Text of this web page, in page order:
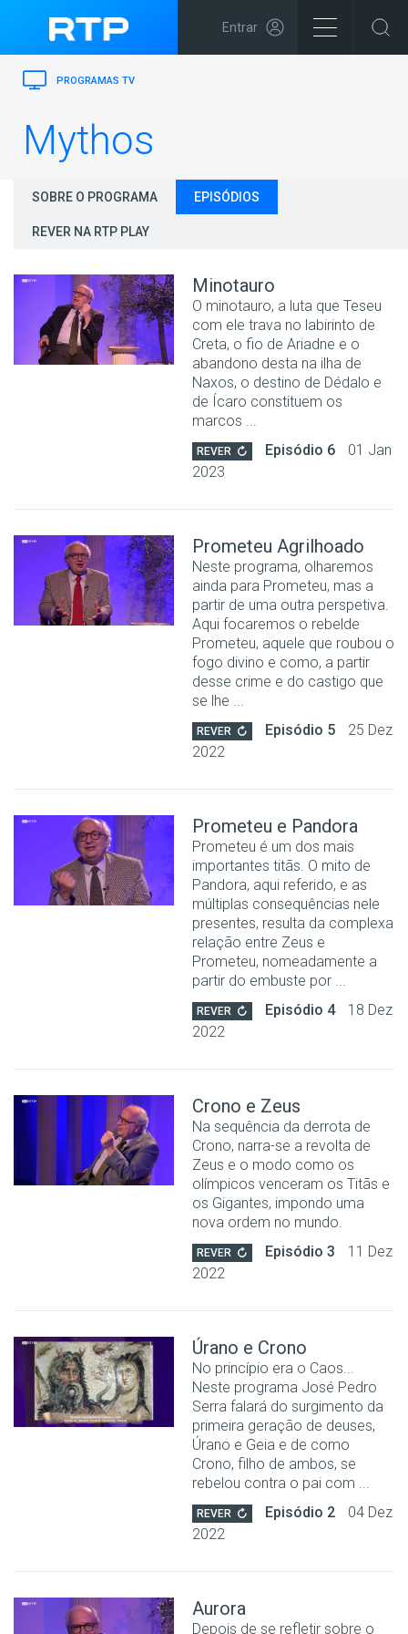
Entrar
PROGRAMAS TV
Mythos
SOBRE O PROGRAMA EPISÓDIOS
REVER NA RTP PLAY
Minotauro
O minotauro, a luta que Teseu
com ele trava no labirinto de
Creta, o fio de Ariadne e o
abandono desta na ilha de
Naxos, o destino de Dédalo e
de Ícaro constituem os
marcos ...
REVER Episódio 6
01 Jan
2023
Prometeu Agrilhoado
Neste programa, olharemos
ainda para Prometeu, mas a
partir de uma outra perspetiva.
Aqui focaremos o rebelde
Prometeu, aquele que roubou o
fogo divino e como, a partir
desse crime e do castigo que
se lhe ...
REVER Episódio 5
25 Dez
2022
Prometeu e Pandora
Prometeu é um dos mais
importantes titãs. O mito de
Pandora, aqui referido, e as
múltiplas consequências nele
presentes, resulta da complexa
relação entre Zeus e
Prometeu, nomeadamente a
partir do embuste por ...
REVER Episódio 4
18 Dez
2022
Crono e Zeus
Na sequência da derrota de
Crono, narra-se a revolta de
Zeus e o modo como os
olímpicos venceram os Titãs e
os Gigantes, impondo uma
nova ordem no mundo.
REVER Episódio 3
11 Dez
2022
Úrano e Crono
No princípio era o Caos...
Neste programa José Pedro
Serra falará do surgimento da
primeira geração de deuses,
Úrano e Geia e de como
Crono, filho de ambos, se
rebelou contra o pai com ...
REVER Episódio 2
04 Dez
2022
Aurora
Depois de se refletir sobre o